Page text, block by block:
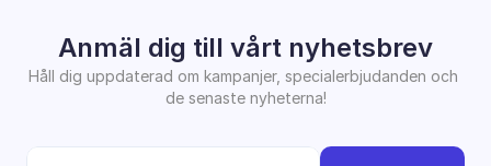
Anmäl dig till vårt nyhetsbrev
Håll dig uppdaterad om kampanjer, specialerbjudanden och
de senaste nyheterna!